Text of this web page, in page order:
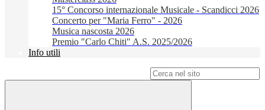
15° Concorso internazionale Musicale - Scandicci 2026
Concerto per "Maria Ferro" - 2026
Musica nascosta 2026
Premio "Carlo Chiti" A.S. 2025/2026
Info utili